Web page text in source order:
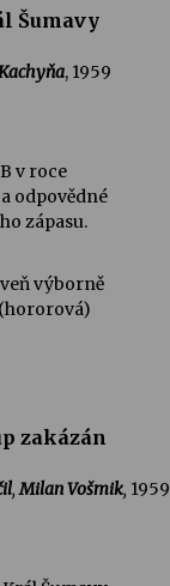
Šumavy
, 1959
v roce
odpovědné
zápasu.
výborně
zakázán
,Milan Vošmik, 1959